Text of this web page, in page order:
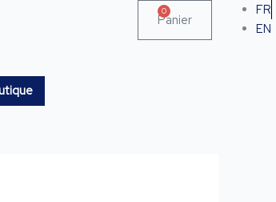
0
Panier
FR
EN